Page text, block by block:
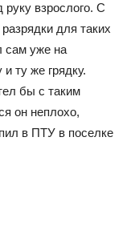
взрослого. С
для таких
сам уже на
ту же грядку.
бы с таким
он неплохо,
в ПТУ в поселке